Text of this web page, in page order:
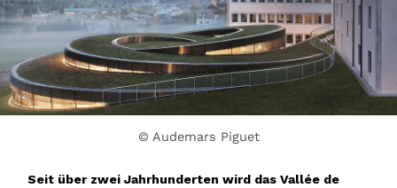
© Audemars Piguet
Seit über zwei Jahrhunderten wird das Vallée de